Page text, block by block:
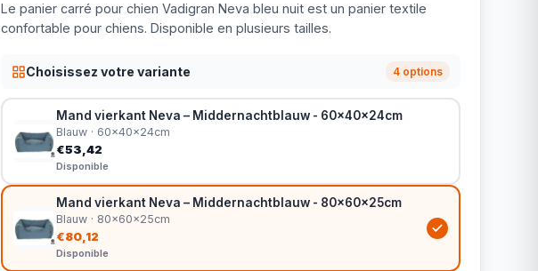
Le panier carré pour chien Vadigran Neva bleu nuit est un panier textile
confortable pour chiens. Disponible en plusieurs tailles.
Choisissez votre variante 4 options
Mand vierkant Neva – Middernachtblauw - 60x40x24cm
Blauw · 60x40x24cm
€53,42
Disponible
Mand vierkant Neva – Middernachtblauw - 80x60x25cm
Blauw · 80x60x25cm
€80,12
Disponible